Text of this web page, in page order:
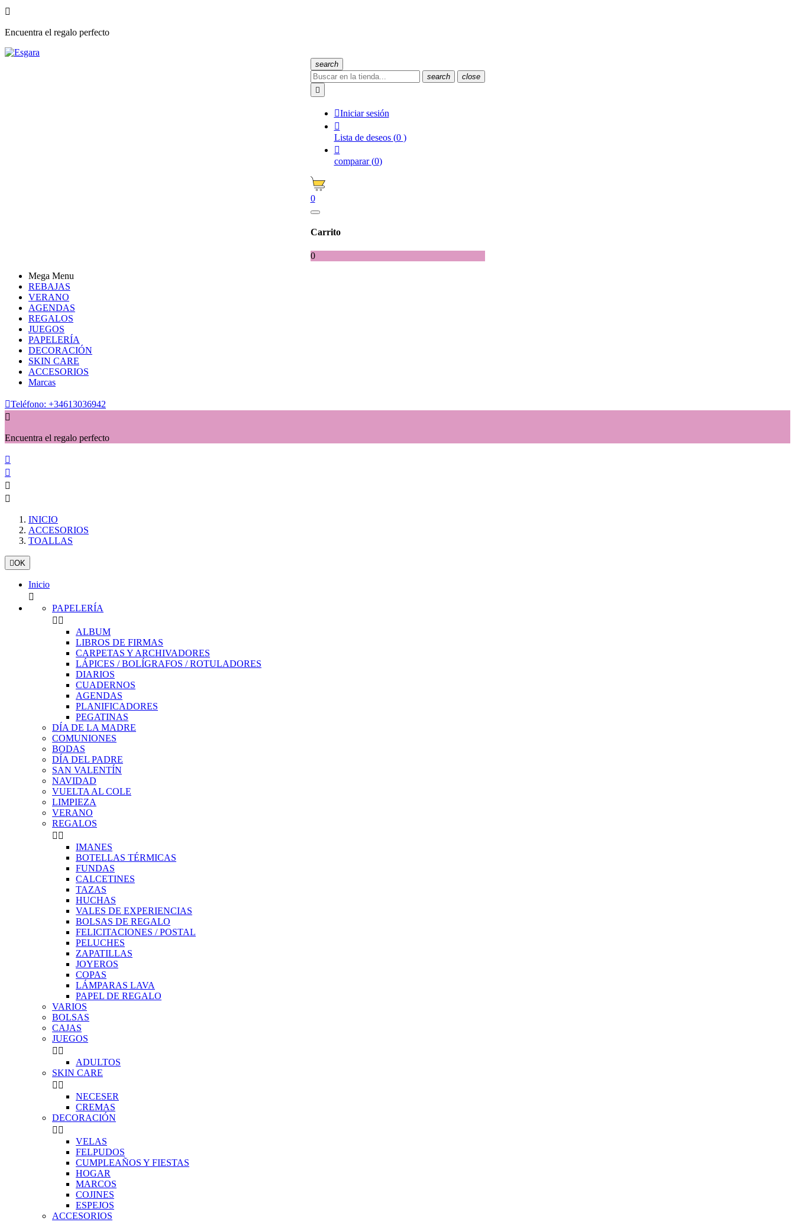

Encuentra el regalo perfecto
search
search
close

Iniciar sesión

Lista de deseos (0 )

comparar (0)
0
Carrito
0
Mega Menu
REBAJAS
VERANO
AGENDAS
REGALOS
JUEGOS
PAPELERÍA
DECORACIÓN
SKIN CARE
ACCESORIOS
Marcas
Teléfono: +34613036942

Encuentra el regalo perfecto




INICIO
ACCESORIOS
TOALLAS
OK
Inicio

PAPELERÍA
 
ALBUM
LIBROS DE FIRMAS
CARPETAS Y ARCHIVADORES
LÁPICES / BOLÍGRAFOS / ROTULADORES
DIARIOS
CUADERNOS
AGENDAS
PLANIFICADORES
PEGATINAS
DÍA DE LA MADRE
COMUNIONES
BODAS
DÍA DEL PADRE
SAN VALENTÍN
NAVIDAD
VUELTA AL COLE
LIMPIEZA
VERANO
REGALOS
 
IMANES
BOTELLAS TÉRMICAS
FUNDAS
CALCETINES
TAZAS
HUCHAS
VALES DE EXPERIENCIAS
BOLSAS DE REGALO
FELICITACIONES / POSTAL
PELUCHES
ZAPATILLAS
JOYEROS
COPAS
LÁMPARAS LAVA
PAPEL DE REGALO
VARIOS
BOLSAS
CAJAS
JUEGOS
 
ADULTOS
SKIN CARE
 
NECESER
CREMAS
DECORACIÓN
 
VELAS
FELPUDOS
CUMPLEAÑOS Y FIESTAS
HOGAR
MARCOS
COJINES
ESPEJOS
ACCESORIOS